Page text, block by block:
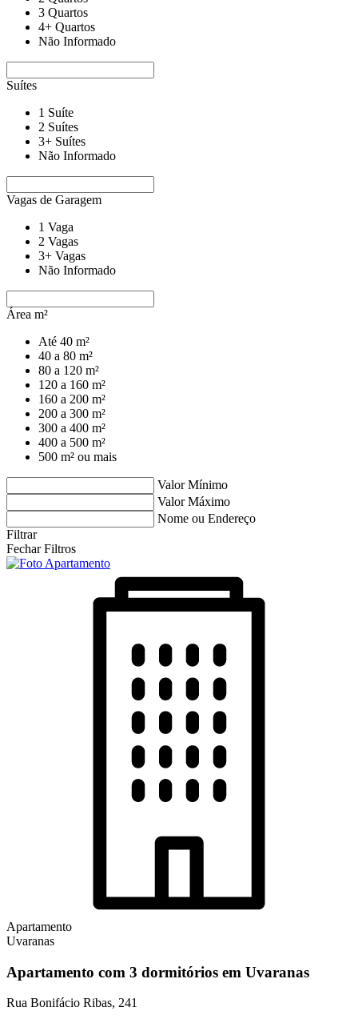
3 Quartos
4+ Quartos
Não Informado
Suítes
1 Suíte
2 Suítes
3+ Suítes
Não Informado
Vagas de Garagem
1 Vaga
2 Vagas
3+ Vagas
Não Informado
Área m²
Até 40 m²
40 a 80 m²
80 a 120 m²
120 a 160 m²
160 a 200 m²
200 a 300 m²
300 a 400 m²
400 a 500 m²
500 m² ou mais
Valor Mínimo
Valor Máximo
Nome ou Endereço
Filtrar
Fechar Filtros
Apartamento
Uvaranas
Apartamento com 3 dormitórios em Uvaranas
Rua Bonifácio Ribas, 241